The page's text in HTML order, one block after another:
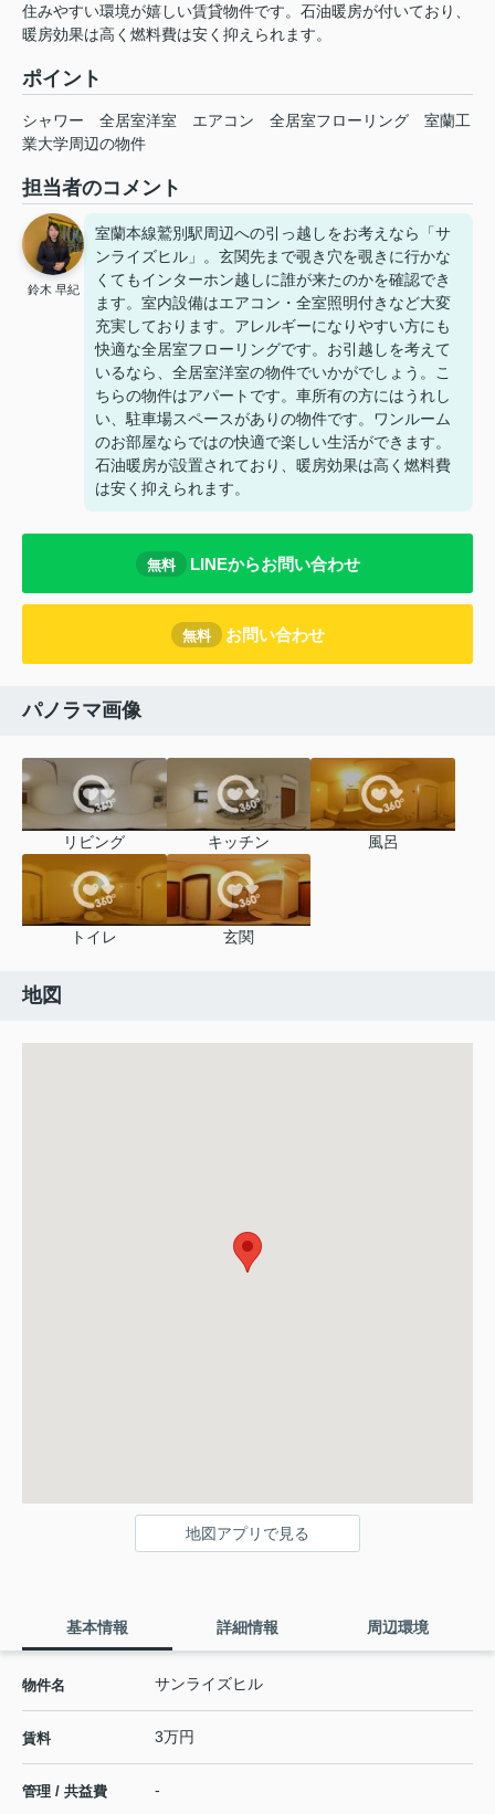
住みやすい環境が嬉しい賃貸物件です。石油暖房が付いており、
暖房効果は高く燃料費は安く抑えられます。
ポイント
シャワー 全居室洋室 エアコン 全居室フローリング
室蘭工
業大学周辺の物件
担当者のコメント
鈴木 早紀
室蘭本線鷲別駅周辺への引っ越しをお考えなら「サ
ンライズヒル」。玄関先まで覗き穴を覗きに行かな
くてもインターホン越しに誰が来たのかを確認でき
ます。室内設備はエアコン・全室照明付きなど大変
充実しております。アレルギーになりやすい方にも
快適な全居室フローリングです。お引越しを考えて
いるなら、全居室洋室の物件でいかがでしょう。こ
ちらの物件はアパートです。車所有の方にはうれし
い、駐車場スペースがありの物件です。ワンルーム
のお部屋ならではの快適で楽しい生活ができます。
石油暖房が設置されており、暖房効果は高く燃料費
は安く抑えられます。
無料 LINEからお問い合わせ
無料 お問い合わせ
パノラマ画像
リビング キッチン 風呂
トイレ 玄関
地図
地図アプリで見る
基本情報 詳細情報 周辺環境
物件名 サンライズヒル
賃料 3万円
管理 / 共益費 -